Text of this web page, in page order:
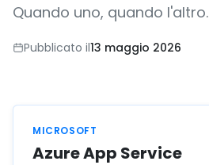
Quando uno, quando l'altro.
Pubblicato il13 maggio 2026
MICROSOFT
Azure App Service